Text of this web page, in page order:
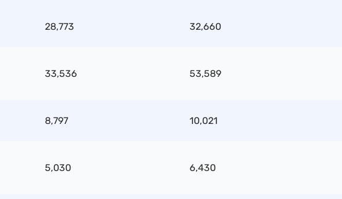
28,773 32,660
33,536 53,589
8,797 10,021
5,030 6,430